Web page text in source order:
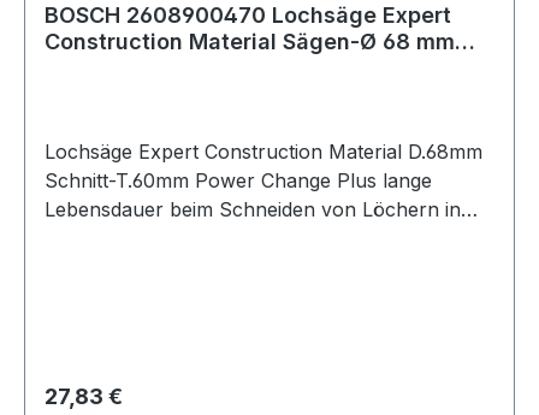
BOSCH 2608900470 Lochsäge Expert
Construction Material Sägen-Ø 68 mm
Lochsäge Expert Construction Material D.68mm
Schnitt-T.60mm Power Change Plus lange
Lebensdauer beim Schneiden von Löchern in
Regulärer Preis:
27,83 €